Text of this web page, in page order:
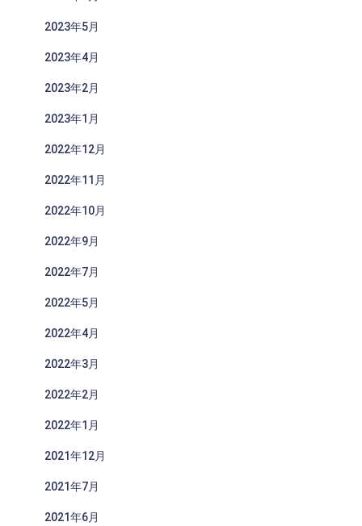
2023年5月
2023年4月
2023年2月
2023年1月
2022年12月
2022年11月
2022年10月
2022年9月
2022年7月
2022年5月
2022年4月
2022年3月
2022年2月
2022年1月
2021年12月
2021年7月
2021年6月